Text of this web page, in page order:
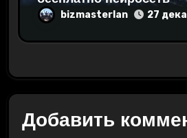
bizmasterlan 27
Добавить